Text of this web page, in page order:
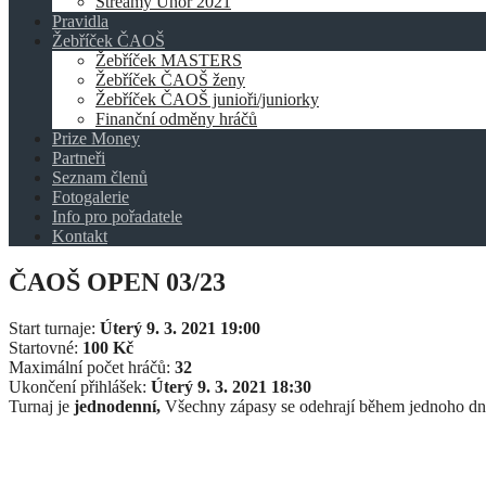
Pravidla
Žebříček ČAOŠ
Žebříček MASTERS
Žebříček ČAOŠ ženy
Žebříček ČAOŠ junioři/juniorky
Finanční odměny hráčů
Prize Money
Partneři
Seznam členů
Fotogalerie
Info pro pořadatele
Kontakt
ČAOŠ OPEN 03/23
Start turnaje: Úterý 9. 3. 2021 19:00
Startovné: 100 Kč
Maximální počet hráčů: 32
Ukončení přihlášek: Úterý 9. 3. 2021 18:30
Turnaj je jednodenní, Všechny zápasy se odehrají během jednoho